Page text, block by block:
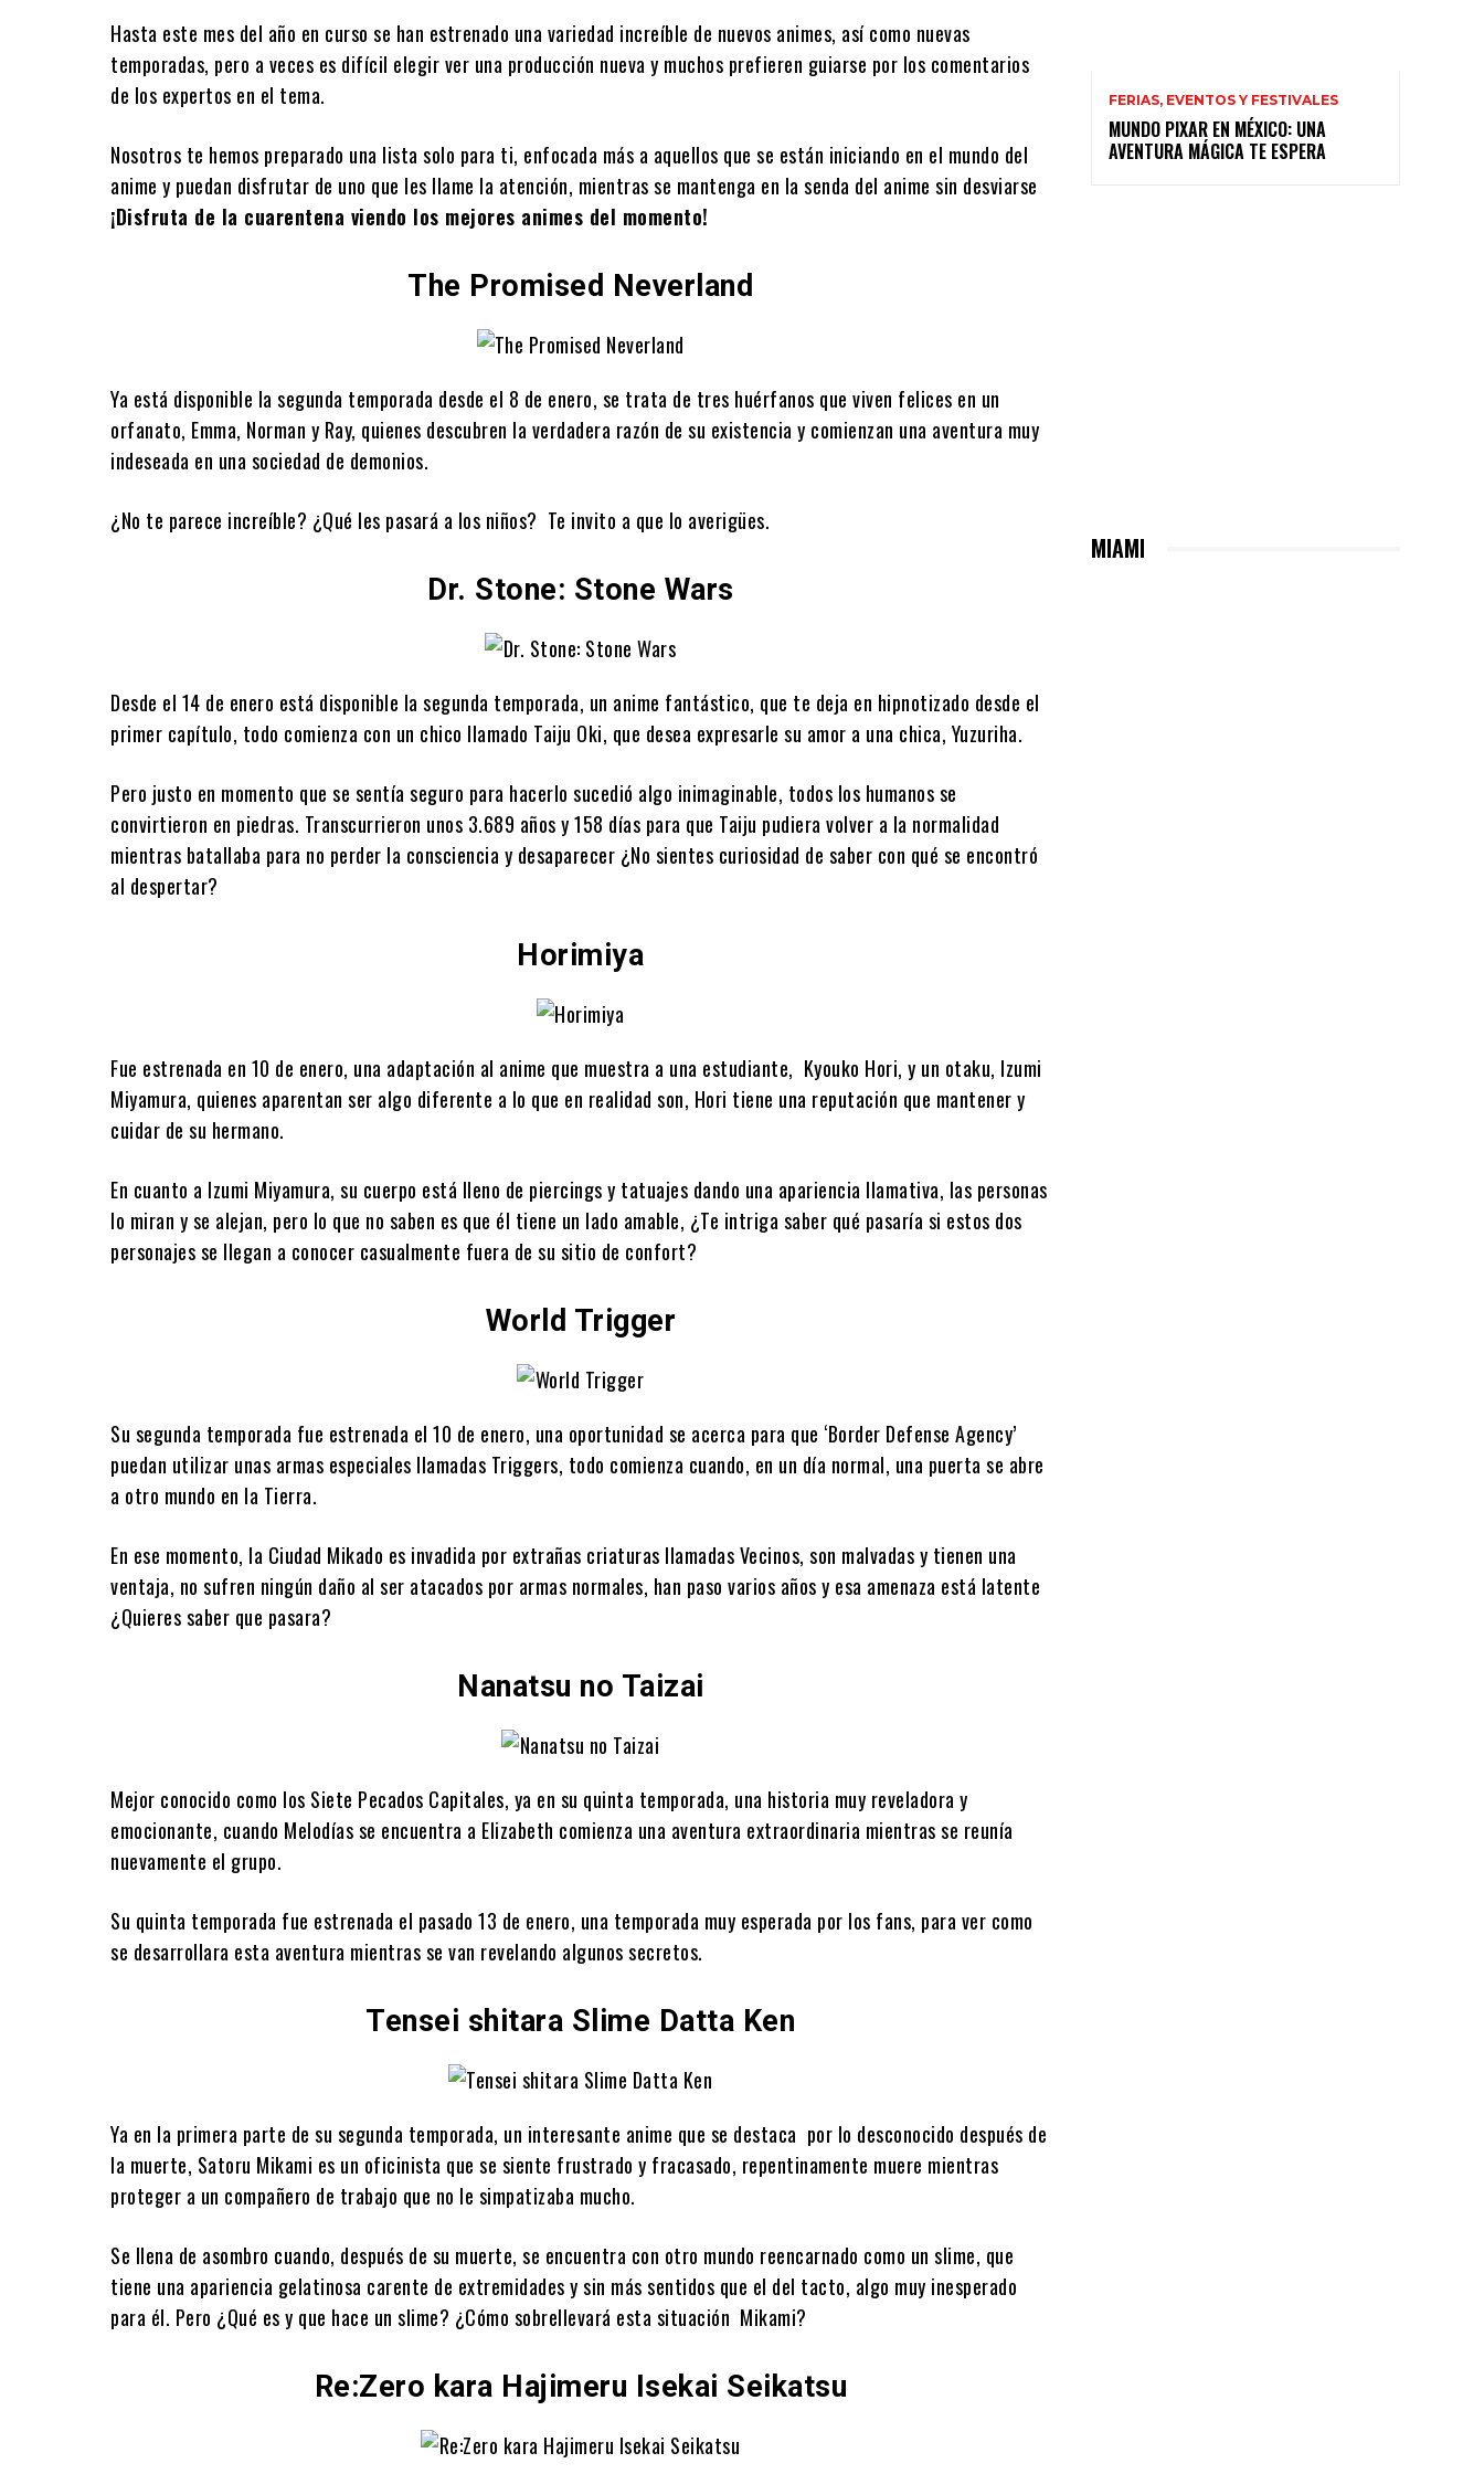
Hasta este mes del año en curso se han estrenado una variedad increíble de nuevos animes, así como nuevas
temporadas, pero a veces es difícil elegir ver una producción nueva y muchos prefieren guiarse por los comentarios
de los expertos en el tema.
Nosotros te hemos preparado una lista solo para ti, enfocada más a aquellos que se están iniciando en el mundo del
anime y puedan disfrutar de uno que les llame la atención, mientras se mantenga en la senda del anime sin desviarse
¡Disfruta de la cuarentena viendo los mejores animes del momento!
The Promised Neverland
Ya está disponible la segunda temporada desde el 8 de enero, se trata de tres huérfanos que viven felices en un
orfanato, Emma, Norman y Ray, quienes descubren la verdadera razón de su existencia y comienzan una aventura muy
indeseada en una sociedad de demonios.
¿No te parece increíble? ¿Qué les pasará a los niños? Te invito a que lo averigües.
Dr. Stone: Stone Wars
Desde el 14 de enero está disponible la segunda temporada, un anime fantástico, que te deja en hipnotizado desde el
primer capítulo, todo comienza con un chico llamado Taiju Oki, que desea expresarle su amor a una chica, Yuzuriha.
Pero justo en momento que se sentía seguro para hacerlo sucedió algo inimaginable, todos los humanos se
convirtieron en piedras. Transcurrieron unos 3.689 años y 158 días para que Taiju pudiera volver a la normalidad
mientras batallaba para no perder la consciencia y desaparecer ¿No sientes curiosidad de saber con qué se encontró
al despertar?
Horimiya
Fue estrenada en 10 de enero, una adaptación al anime que muestra a una estudiante, Kyouko Hori, y un otaku, Izumi
Miyamura, quienes aparentan ser algo diferente a lo que en realidad son, Hori tiene una reputación que mantener y
cuidar de su hermano.
En cuanto a Izumi Miyamura, su cuerpo está lleno de piercings y tatuajes dando una apariencia llamativa, las personas
lo miran y se alejan, pero lo que no saben es que él tiene un lado amable, ¿Te intriga saber qué pasaría si estos dos
personajes se llegan a conocer casualmente fuera de su sitio de confort?
World Trigger
Su segunda temporada fue estrenada el 10 de enero, una oportunidad se acerca para que ‘Border Defense Agency’
puedan utilizar unas armas especiales llamadas Triggers, todo comienza cuando, en un día normal, una puerta se abre
a otro mundo en la Tierra.
En ese momento, la Ciudad Mikado es invadida por extrañas criaturas llamadas Vecinos, son malvadas y tienen una
ventaja, no sufren ningún daño al ser atacados por armas normales, han paso varios años y esa amenaza está latente
¿Quieres saber que pasara?
Nanatsu no Taizai
Mejor conocido como los Siete Pecados Capitales, ya en su quinta temporada, una historia muy reveladora y
emocionante, cuando Melodías se encuentra a Elizabeth comienza una aventura extraordinaria mientras se reunía
nuevamente el grupo.
Su quinta temporada fue estrenada el pasado 13 de enero, una temporada muy esperada por los fans, para ver como
se desarrollara esta aventura mientras se van revelando algunos secretos.
Tensei shitara Slime Datta Ken
Ya en la primera parte de su segunda temporada, un interesante anime que se destaca por lo desconocido después de
la muerte, Satoru Mikami es un oficinista que se siente frustrado y fracasado, repentinamente muere mientras
proteger a un compañero de trabajo que no le simpatizaba mucho.
Se llena de asombro cuando, después de su muerte, se encuentra con otro mundo reencarnado como un slime, que
tiene una apariencia gelatinosa carente de extremidades y sin más sentidos que el del tacto, algo muy inesperado
para él. Pero ¿Qué es y que hace un slime? ¿Cómo sobrellevará esta situación Mikami?
Re:Zero kara Hajimeru Isekai Seikatsu
FERIAS, EVENTOS Y FESTIVALES
MUNDO PIXAR EN MÉXICO: UNA
AVENTURA MÁGICA TE ESPERA
MIAMI